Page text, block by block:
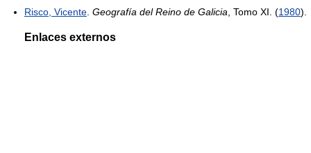
Risco, Vicente Geografía del Reino de Galicia , Tomo XI. (1980).
Enlaces externos